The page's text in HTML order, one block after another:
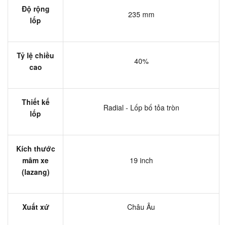
Độ rộng
lốp
235 mm
Tỷ lệ chiều
cao
40%
Thiết kế
lốp
Radial - Lốp bố tỏa tròn
Kích thước
mâm xe
(lazang)
19 inch
Xuất xứ Châu Âu